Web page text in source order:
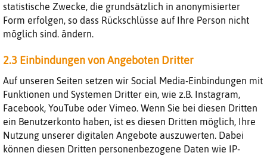
statistische Zwecke, die grundsätzlich in anonymisierter
Form erfolgen, so dass Rückschlüsse auf Ihre Person nicht
möglich sind. ändern.
2.3 Einbindungen von Angeboten Dritter
Auf unseren Seiten setzen wir Social Media-Einbindungen mit
Funktionen und Systemen Dritter ein, wie z.B. Instagram,
Facebook, YouTube oder Vimeo. Wenn Sie bei diesen Dritten
ein Benutzerkonto haben, ist es diesen Dritten möglich, Ihre
Nutzung unserer digitalen Angebote auszuwerten. Dabei
können diesen Dritten personenbezogene Daten wie IP-